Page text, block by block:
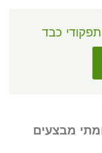
כבד
מבצעים